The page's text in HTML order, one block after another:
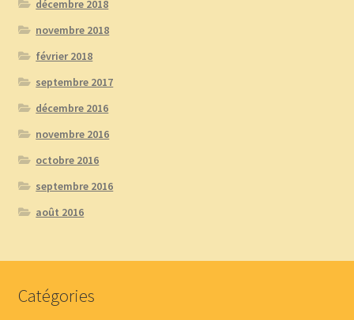
décembre 2018
novembre 2018
février 2018
septembre 2017
décembre 2016
novembre 2016
octobre 2016
septembre 2016
août 2016
Catégories